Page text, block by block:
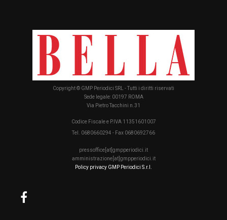
Copyright © GMP Periodici SRL - Tutti i diritti riservati
Sede legale: 00197 ROMA
Via Pietro Tacchini n.31
Codice Fiscale e P.IVA 11351601007
Tel. 0680660294 - Fax 0680692766
pressoffice[at]gmpperiodici.it
amministrazione[at]gmpperiodici.it
Policy privacy GMP Periodici S.r.l.